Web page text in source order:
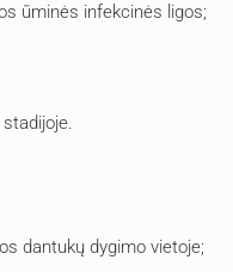
ūminės infekcinės ligos;
dantukų dygimo vietoje;